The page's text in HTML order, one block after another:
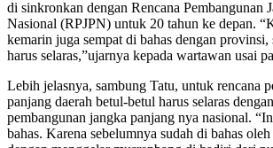
di sinkronkan dengan Rencana Pembangunan
Nasional (RPJPN) untuk 20 tahun ke depan.
kemarin juga sempat di bahas dengan provinsi,
harus selaras,”ujarnya kepada wartawan usai
Lebih jelasnya, sambung Tatu, untuk rencana
panjang daerah betul-betul harus selaras
pembangunan jangka panjang nya nasional.
bahas. Karena sebelumnya sudah di bahas